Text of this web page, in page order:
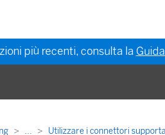
più recenti, consulta la
... Utilizzare i connettori